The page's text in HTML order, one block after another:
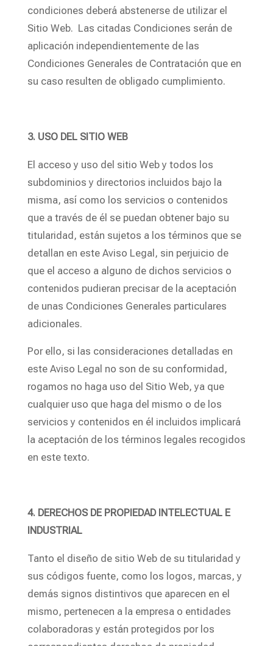
condiciones deberá abstenerse de utilizar el
Sitio Web. Las citadas Condiciones serán de
aplicación independientemente de las
Condiciones Generales de Contratación que en
su caso resulten de obligado cumplimiento.
3. USO DEL SITIO WEB
El acceso y uso del sitio Web y todos los
subdominios y directorios incluidos bajo la
misma, así como los servicios o contenidos
que a través de él se puedan obtener bajo su
titularidad, están sujetos a los términos que se
detallan en este Aviso Legal, sin perjuicio de
que el acceso a alguno de dichos servicios o
contenidos pudieran precisar de la aceptación
de unas Condiciones Generales particulares
adicionales.
Por ello, si las consideraciones detalladas en
este Aviso Legal no son de su conformidad,
rogamos no haga uso del Sitio Web, ya que
cualquier uso que haga del mismo o de los
servicios y contenidos en él incluidos implicará
la aceptación de los términos legales recogidos
en este texto.
4. DERECHOS DE PROPIEDAD INTELECTUAL E
INDUSTRIAL
Tanto el diseño de sitio Web de su titularidad y
sus códigos fuente, como los logos, marcas, y
demás signos distintivos que aparecen en el
mismo, pertenecen a la empresa o entidades
colaboradoras y están protegidos por los